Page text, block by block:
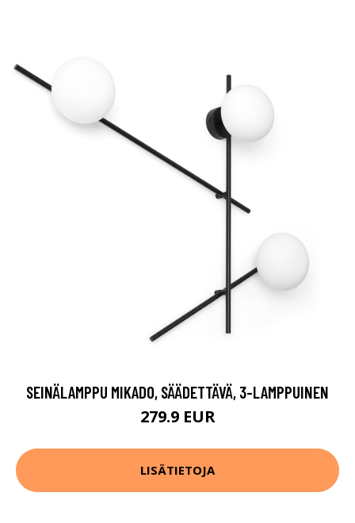
SEINÄLAMPPU MIKADO, SÄÄDETTÄVÄ, 3-LAMPPUINEN
279.9 EUR
LISÄTIETOJA